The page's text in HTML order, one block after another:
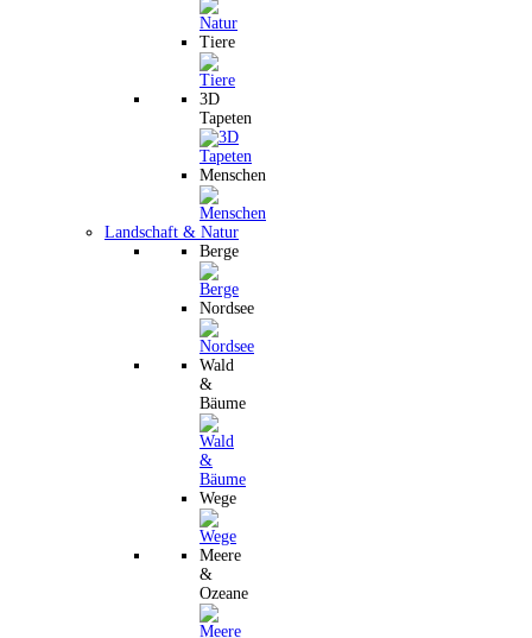
Tiere
3D
Tapeten
Menschen
Landschaft & Natur
Berge
Nordsee
Wald
&
Bäume
Wege
Meere
&
Ozeane